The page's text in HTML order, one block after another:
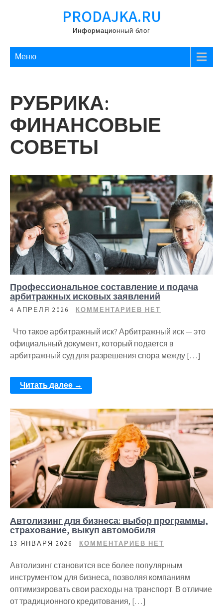
PRODAJKA.RU
Информационный блог
Меню
РУБРИКА:
ФИНАНСОВЫЕ
СОВЕТЫ
Профессиональное составление и подача
арбитражных исковых заявлений
4 АПРЕЛЯ 2026 КОММЕНТАРИЕВ НЕТ
Что такое арбитражный иск? Арбитражный иск — это
официальный документ, который подается в
арбитражный суд для разрешения спора между […]
Читать далее →
Автолизинг для бизнеса: выбор программы,
страхование, выкуп автомобиля
13 ЯНВАРЯ 2026 КОММЕНТАРИЕВ НЕТ
Автолизинг становится все более популярным
инструментом для бизнеса, позволяя компаниям
оптимизировать свои расходы на транспорт. В отличие
от традиционного кредитования, […]